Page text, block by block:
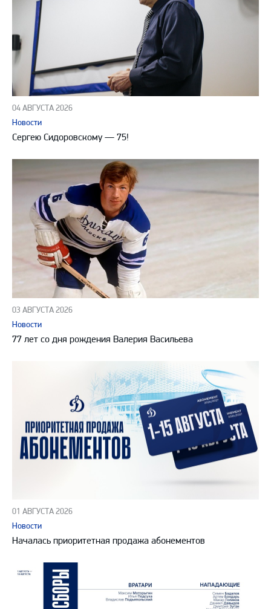
04 АВГУСТА 2026
Новости
Сергею Сидоровскому — 75!
03 АВГУСТА 2026
Новости
77 лет со дня рождения Валерия Васильева
01 АВГУСТА 2026
Новости
Началась приоритетная продажа абонементов